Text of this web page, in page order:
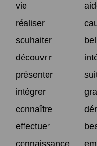
vie
réaliser
souhaiter
découvrir
présenter
intégrer
connaître
effectuer
connaissance